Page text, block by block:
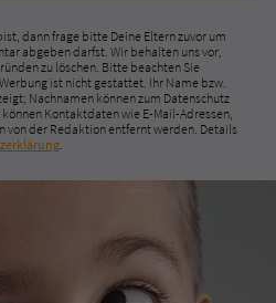
dann frage bitte Deine Eltern zuvor um
abgeben darfst. Wir behalten uns vor,
zu löschen. Bitte beachten Sie
ist nicht gestattet. Ihr Name bzw.
Nachnamen können zum Datenschutz
Kontaktdaten wie E-Mail-Adressen,
von der Redaktion entfernt werden. Details